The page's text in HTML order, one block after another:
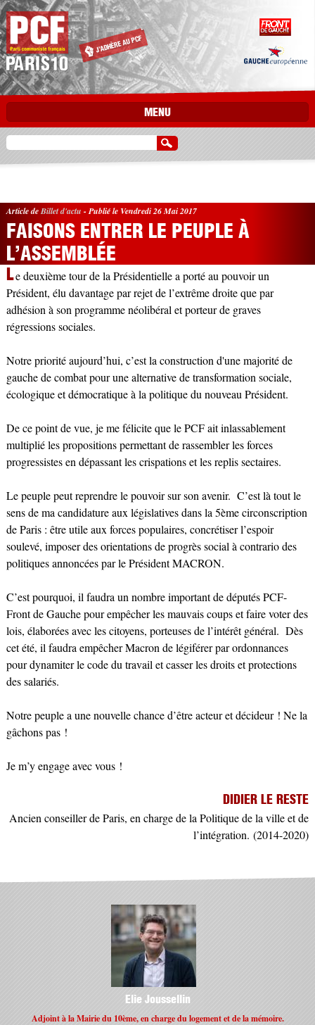
Aller au contenu principal
MENU
Article deBillet d'actu -Publié le Vendredi 26 Mai 2017
FAISONS ENTRER LE PEUPLE À
L’ASSEMBLÉE
Le deuxième tour de la Présidentielle a porté au pouvoir un
Président, élu davantage par rejet de l’extrême droite que par
adhésion à son programme néolibéral et porteur de graves
régressions sociales.
Notre priorité aujourd’hui, c’est la construction d'une majorité de
gauche de combat pour une alternative de transformation sociale,
écologique et démocratique à la politique du nouveau Président.
De ce point de vue, je me félicite que le PCF ait inlassablement
multiplié les propositions permettant de rassembler les forces
progressistes en dépassant les crispations et les replis sectaires.
Le peuple peut reprendre le pouvoir sur son avenir. C’est là tout le
sens de ma candidature aux législatives dans la 5ème circonscription
de Paris : être utile aux forces populaires, concrétiser l’espoir
soulevé, imposer des orientations de progrès social à contrario des
politiques annoncées par le Président MACRON.
C’est pourquoi, il faudra un nombre important de députés PCF-
Front de Gauche pour empêcher les mauvais coups et faire voter des
lois, élaborées avec les citoyens, porteuses de l’intérêt général. Dès
cet été, il faudra empêcher Macron de légiférer par ordonnances
pour dynamiter le code du travail et casser les droits et protections
des salariés.
Notre peuple a une nouvelle chance d’être acteur et décideur ! Ne la
gâchons pas !
Je m’y engage avec vous !
DIDIER LE RESTE
Ancien conseiller de Paris, en charge de la Politique de la ville et de
l’intégration. (2014-2020)
Elie Joussellin
Adjoint à la Mairie du 10ème, en charge du logement et de la mémoire.